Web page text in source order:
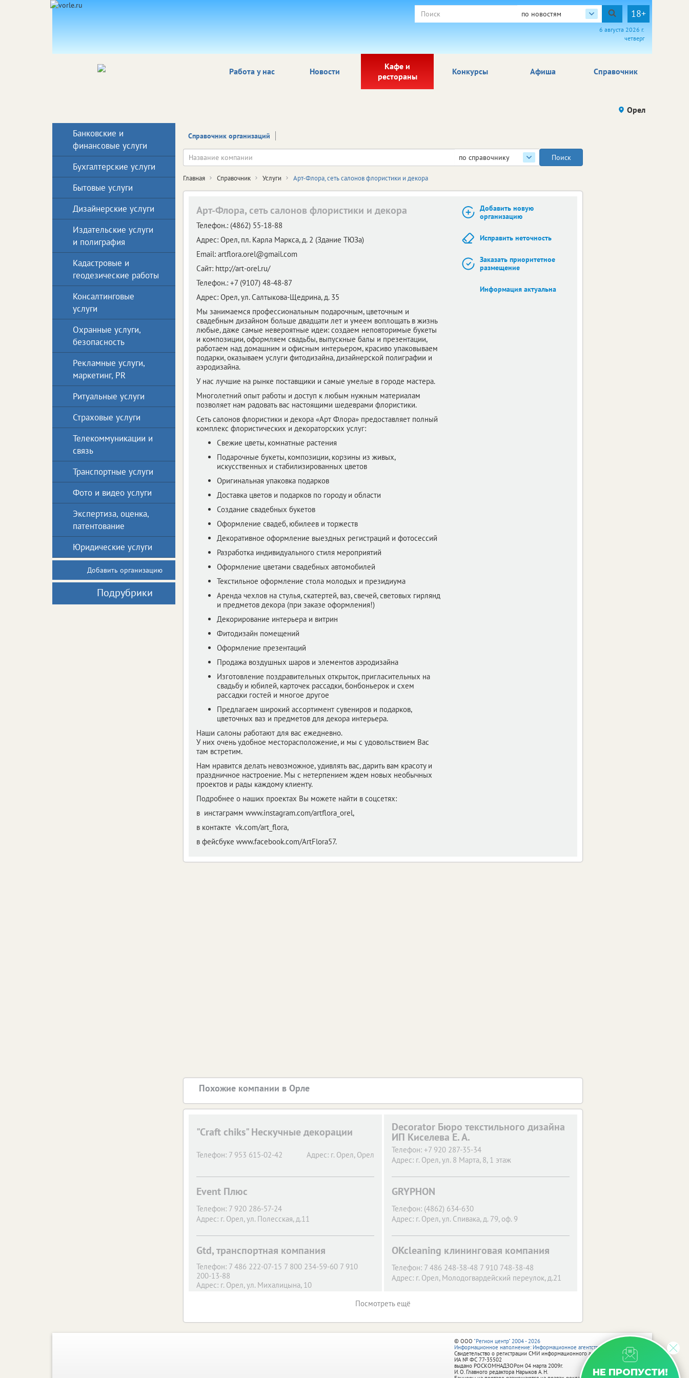
по новостям 18+
6 августа 2026 г.
четверг
Работа у нас Новости
Кафе и
рестораны
Афиша Справочник
Конкурсы
Орел
Справочник организаций
по справочнику
Главная Справочник Услуги Арт-Флора, сеть салонов флористики и декора
Арт-Флора, сеть салонов флористики и декора
Телефон.: (4862) 55-18-88
Адрес: Орел, пл. Карла Маркса, д. 2 (Здание ТЮЗа)
Email: artflora.orel@gmail.com
Сайт: http://art-orel.ru/
Телефон.: +7 (9107) 48-48-87
Адрес: Орел,ул. Салтыкова-Щедрина, д. 35
Мы занимаемся профессиональным подарочным, цветочным и
свадебным дизайном больше двадцати лет и умеем воплощать в жизнь
любые, даже самые невероятные идеи: создаем неповторимые букеты
и композиции, оформляем свадьбы, выпускные балы и презентации,
работаем над домашним и офисным интерьером, красиво упаковываем
подарки, оказываем услуги фитодизайна, дизайнерской полиграфии и
аэродизайна.
У нас лучшие на рынке поставщики и самые умелые в городе мастера.
Многолетний опыт работы и доступ к любым нужным материалам
позволяет нам радовать вас настоящими шедеврами флористики.
Сеть салонов флористики и декора «Арт Флора» предоставляет полный
комплекс флористических и декораторских услуг:
Свежие цветы, комнатные растения
Подарочные букеты, композиции, корзины из живых,
искусственных и стабилизированных цветов
Оригинальная упаковка подарков
Доставка цветов и подарков по городу и области
Создание свадебных букетов
Оформление свадеб, юбилеев и торжеств
Декоративное оформление выездных регистраций и фотосессий
Разработка индивидуального стиля мероприятий
Оформление цветами свадебных автомобилей
Текстильное оформление стола молодых и президиума
Аренда чехлов на стулья, скатертей, ваз, свечей, световых гирлянд
и предметов декора (при заказе оформления!)
Декорирование интерьера и витрин
Фитодизайн помещений
Оформление презентаций
Продажа воздушных шаров и элементов аэродизайна
Изготовление поздравительных открыток, пригласительных на
свадьбу и юбилей, карточек рассадки, бонбоньерок и схем
рассадки гостей и многое другое
Предлагаем широкий ассортимент сувениров и подарков,
цветочных ваз и предметов для декора интерьера.
Наши салоны работают для вас ежедневно.
У них очень удобное месторасположение, и мы с удовольствием Вас
там встретим.
Нам нравится делать невозможное, удивлять вас, дарить вам красоту и
праздничное настроение. Мы с нетерпением ждем новых необычных
проектов и рады каждому клиенту.
Подробнее о наших проектах Вы можете найти в соцсетях:
в инстаграмм www.instagram.com/artflora_orel,
в контакте vk.com/art_flora,
в фейсбуке www.facebook.com/ArtFlora57.
Добавить новую
организацию
Исправить неточность
Заказать приоритетное
размещение
Информация актуальна
Похожие компании в Орле
"Craft chiks" Нескучные декорации
Телефон: 7 953 615-02-42 Адрес: г. Орел, Орел
Decorator Бюро текстильного дизайна
ИП Киселева Е. А.
Телефон: +7 920 287-35-34
Адрес: г. Орел, ул. 8 Марта, 8, 1 этаж
Event Плюс
Телефон: 7 920 286-57-24
Адрес: г. Орел, ул. Полесская, д.11
GRYPHON
Телефон: (4862) 634-630
Адрес: г. Орел, ул. Спивака, д. 79, оф. 9
Gtd, транспортная компания
Телефон: 7 486 222-07-15 7 800 234-59-60 7 910
200-13-88
Адрес: г. Орел, ул. Михалицына, 10
OKcleaning клининговая компания
Телефон: 7 486 248-38-48 7 910 748-38-48
Адрес: г. Орел, Молодогвардейский переулок, д.21
Посмотреть ещё
Банковские и
финансовые услуги
Бухгалтерские услуги
Бытовые услуги
Дизайнерские услуги
Издательские услуги
и полиграфия
Кадастровые и
геодезические работы
Консалтинговые
услуги
Охранные услуги,
безопасность
Рекламные услуги,
маркетинг, PR
Ритуальные услуги
Страховые услуги
Телекоммуникации и
связь
Транспортные услуги
Фото и видео услуги
Экспертиза, оценка,
патентование
Юридические услуги
Добавить организацию
Подрубрики
НЕ ПРОПУСТИ!
© ООО "Регион центр" 2004 - 2026
Информационное наполнение: Информационное агентство vRossii.ru
Свидетельство о регистрации СМИ информационного агентства vRossii.ru
ИА № ФС 77‑35502
выдано РОСКОМНАДЗОРом 04 марта 2009г.
И. О. Главного редактора Нарыков А. Н.